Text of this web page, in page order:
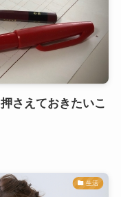
さえておきたいこ
生活